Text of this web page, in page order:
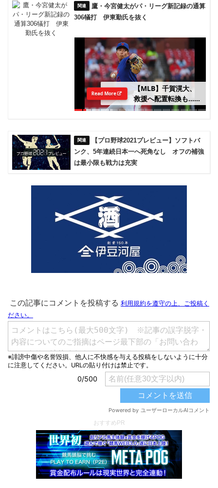
鷹・今宮健太がパ・リーグ新記録の通算
306犠打 伊東勤氏を抜く
【MLB】千賀滉大、
救援へ配置転換も……
渡米後初の“100マイ
明言「終盤を任せる投
手として通用する」
Read More
【プロ野球2021プレビュー】ソフトバ
ンク、5年連続日本一へ死角なし オフの補強
は最小限も戦力は充実
おすすめPR